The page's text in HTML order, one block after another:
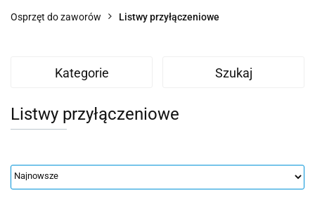
Osprzęt do zaworów Listwy przyłączeniowe
Kategorie Szukaj
Listwy przyłączeniowe